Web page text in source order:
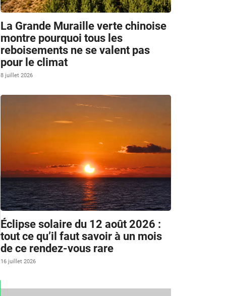
La Grande Muraille verte chinoise
montre pourquoi tous les
reboisements ne se valent pas
pour le climat
8 juillet 2026
Éclipse solaire du 12 août 2026 :
tout ce qu’il faut savoir à un mois
de ce rendez-vous rare
16 juillet 2026